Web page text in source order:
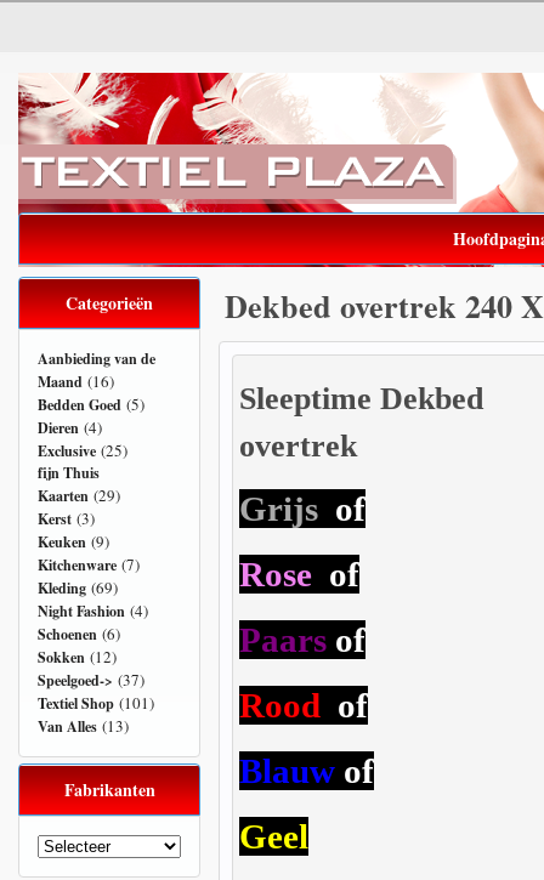
Dekbed overtrek 240
Sleeptime Dekbed
overtrek
Grijs of
Rose of
Paars of
Rood of
Blauw of
Geel
Categorieën
Aanbieding van de
Maand (16)
Bedden Goed (5)
Dieren (4)
Exclusive (25)
fijn Thuis
Kaarten (29)
Kerst (3)
Keuken (9)
Kitchenware (7)
Kleding (69)
Night Fashion (4)
Schoenen (6)
Sokken (12)
Speelgoed-> (37)
Textiel Shop (101)
Van Alles (13)
Fabrikanten